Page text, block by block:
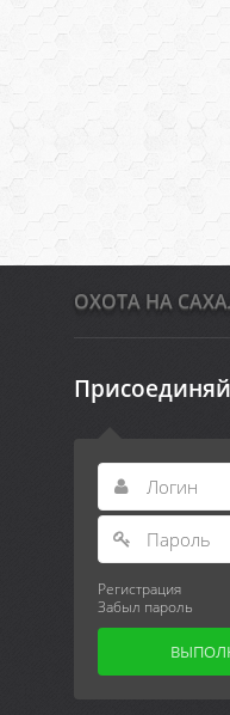
Тема -
Горячая
Горячая
Горячая
Закрытая
ОХОТА НА
Регистрация
Забыл пароль